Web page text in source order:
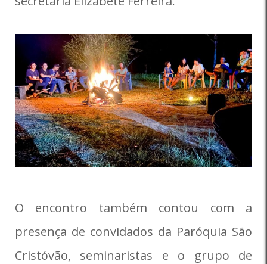
O encontro também contou com a
presença de convidados da Paróquia São
Cristóvão, seminaristas e o grupo de